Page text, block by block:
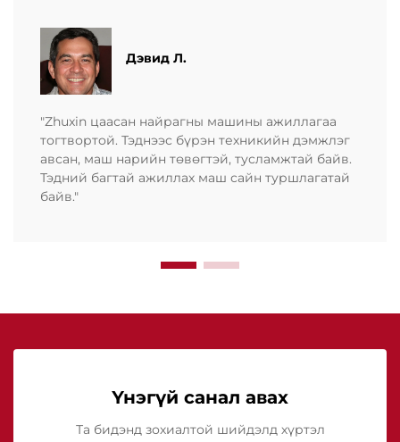
Дэвид Л.
"Zhuxin цаасан найрагны машины ажиллагаа
тогтвортой. Тэднээс бүрэн техникийн дэмжлэг
авсан, маш нарийн төвөгтэй, тусламжтай байв.
Тэдний багтай ажиллах маш сайн туршлагатай
байв."
Үнэгүй санал авах
Та бидэнд зохиалтой шийдэлд хүртэл